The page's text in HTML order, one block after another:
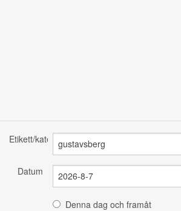
Etikett/kategori
Datum
Denna dag och framåt